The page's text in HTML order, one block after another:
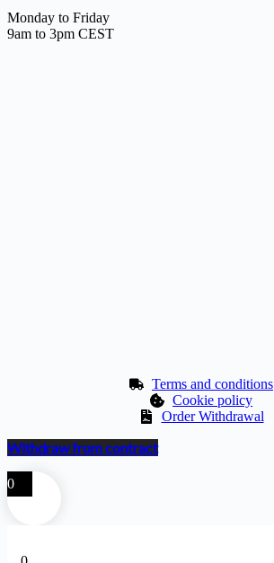
Monday to Friday
9am to 3pm CEST
Terms and conditions
Cookie policy
Order Withdrawal
Withdraw from contract
0